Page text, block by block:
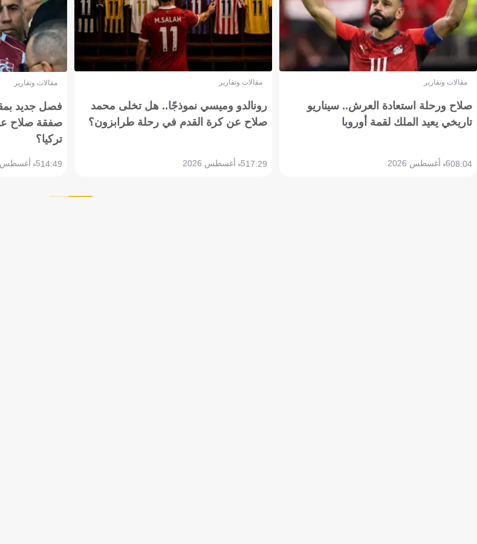
مقالات وتقارير
صلاح ورحلة استعادة العرش.. سيناريو
تاريخي يعيد الملك لقمة أوروبا
08:046 أغسطس 2026
مقالات وتقارير
رونالدو وميسي نموذجًا.. هل تخلى محمد
صلاح عن كرة القدم في رحلة طرابزون؟
17:295 أغسطس 2026
مقالات وتقارير
فصل جديد
صفقة صلاح
تركيا؟
14:495 أغسطس 2026